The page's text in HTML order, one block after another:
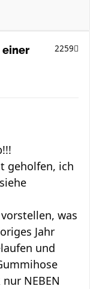
einer
2259
geholfen, ich
was
Jahr
und
NEBEN